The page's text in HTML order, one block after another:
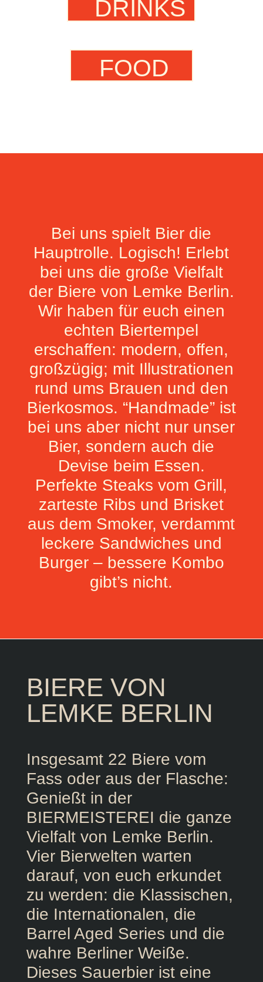
DRINKS
FOOD
Bei uns spielt Bier die
Hauptrolle. Logisch! Erlebt
bei uns die große Vielfalt
der Biere von Lemke Berlin.
Wir haben für euch einen
echten Biertempel
erschaffen: modern, offen,
großzügig; mit Illustrationen
rund ums Brauen und den
Bierkosmos. “Handmade” ist
bei uns aber nicht nur unser
Bier, sondern auch die
Devise beim Essen.
Perfekte Steaks vom Grill,
zarteste Ribs und Brisket
aus dem Smoker, verdammt
leckere Sandwiches und
Burger – bessere Kombo
gibt’s nicht.
BIERE VON
LEMKE BERLIN
Insgesamt 22 Biere vom
Fass oder aus der Flasche:
Genießt in der
BIERMEISTEREI die ganze
Vielfalt von Lemke Berlin.
Vier Bierwelten warten
darauf, von euch erkundet
zu werden: die Klassischen,
die Internationalen, die
Barrel Aged Series und die
wahre Berliner Weiße.
Dieses Sauerbier ist eine